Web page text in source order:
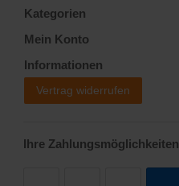
Kategorien
Mein Konto
Informationen
Vertrag widerrufen
Ihre Zahlungsmöglichkeiten